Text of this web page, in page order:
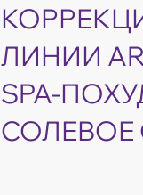
ЛИНИИ
SPA-
СОЛЕВОЕ